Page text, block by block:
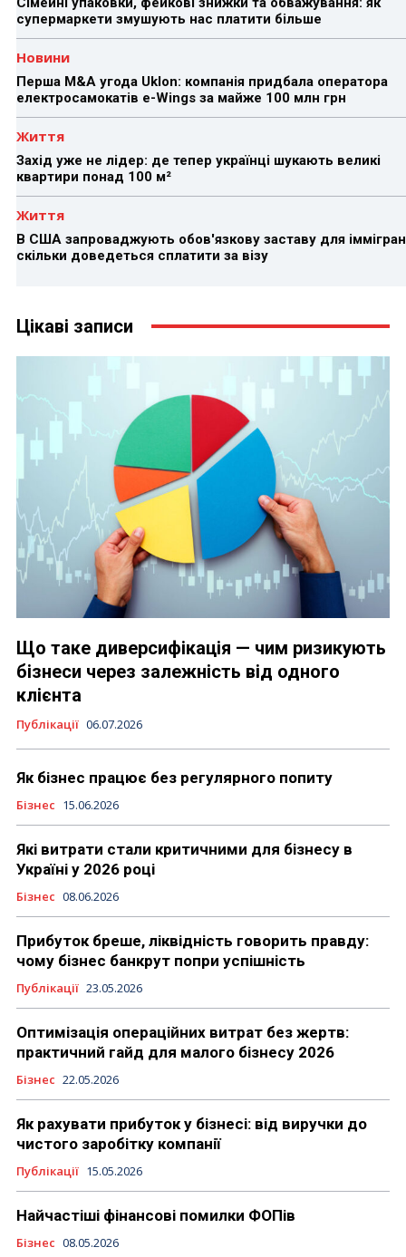
супермаркети змушують нас платити більше
Новини
Перша M&A угода Uklon: компанія придбала оператора
електросамокатів e-Wings за майже 100 млн грн
Життя
Захід уже не лідер: де тепер українці шукають великі
квартири понад 100 м²
Життя
В США запроваджують обов'язкову заставу для
скільки доведеться сплатити за візу
Цікаві записи
Що таке диверсифікація — чим ризикують
бізнеси через залежність від одного
клієнта
Публікації 06.07.2026
Як бізнес працює без регулярного попиту
Бізнес 15.06.2026
Які витрати стали критичними для бізнесу в
Україні у 2026 році
Бізнес 08.06.2026
Прибуток бреше, ліквідність говорить правду:
чому бізнес банкрут попри успішність
Публікації 23.05.2026
Оптимізація операційних витрат без жертв:
практичний гайд для малого бізнесу 2026
Бізнес 22.05.2026
Як рахувати прибуток у бізнесі: від виручки до
чистого заробітку компанії
Публікації 15.05.2026
Найчастіші фінансові помилки ФОПів
Бізнес 08.05.2026